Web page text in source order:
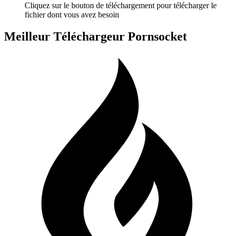
Cliquez sur le bouton de téléchargement pour télécharger le
fichier dont vous avez besoin
Meilleur Téléchargeur Pornsocket